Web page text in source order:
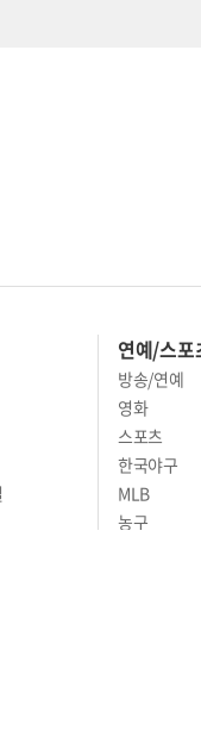
연예/스포츠
방송/연예
영화
스포츠
한국야구